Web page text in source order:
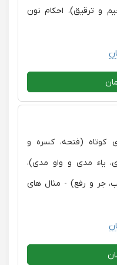
و ترقیق)، احکام نون
(فتحه، کسره و
یاء مدی و واو مدی)،
جر و رفع) - مثال های